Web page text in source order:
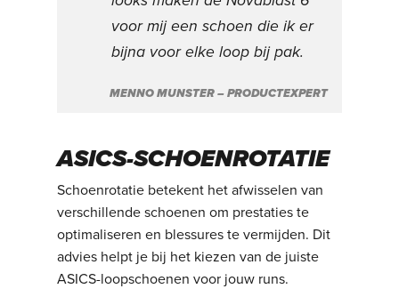
voor mij een schoen die ik er
bijna voor elke loop bij pak.
MENNO MUNSTER – PRODUCTEXPERT
ASICS-SCHOENROTATIE
Schoenrotatie betekent het afwisselen van
verschillende schoenen om prestaties te
optimaliseren en blessures te vermijden. Dit
advies helpt je bij het kiezen van de juiste
ASICS-loopschoenen voor jouw runs.